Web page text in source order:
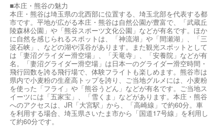
■本庄・熊谷の魅力
本庄・熊谷は埼玉県の北西部に位置する、埼玉北部を代表する都
市です。平地が広がる本庄・熊谷は自然公園が豊富で、「武蔵丘
陵森林公園」や「熊谷スポーツ文化公園」などが有名です。ほか
に自然を感じられるスポットは、「神流湖」や「間瀬湖」、「三
波石峡」、などの湖や渓谷があります。また観光スポットとして
は「妻沼グライダー滑空場」、「天竜寺」、「安養院」などが有
名。「妻沼グライダー滑空場」は日本一のグライダー滑空時間・
飛行回数を誇る飛行場で、体験フライトも楽しめます。熊谷市は
県内で小麦粉の生産高トップを誇り、ご当地グルメには、小麦粉
を使った「フライ」や「熊谷うどん」などが有名です。ご当地ス
イーツには「五家宝」、「雪くま」などがあります。本庄・熊谷
へのアクセスは、JR「大宮駅」から、「高崎線」で約60分。車
を利用する場合、埼玉県さいたま市から「国道17号線」を利用し
て約60分です。